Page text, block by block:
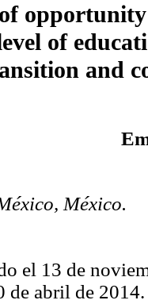
of
and
México.
el 13 de
de abril de 2014.